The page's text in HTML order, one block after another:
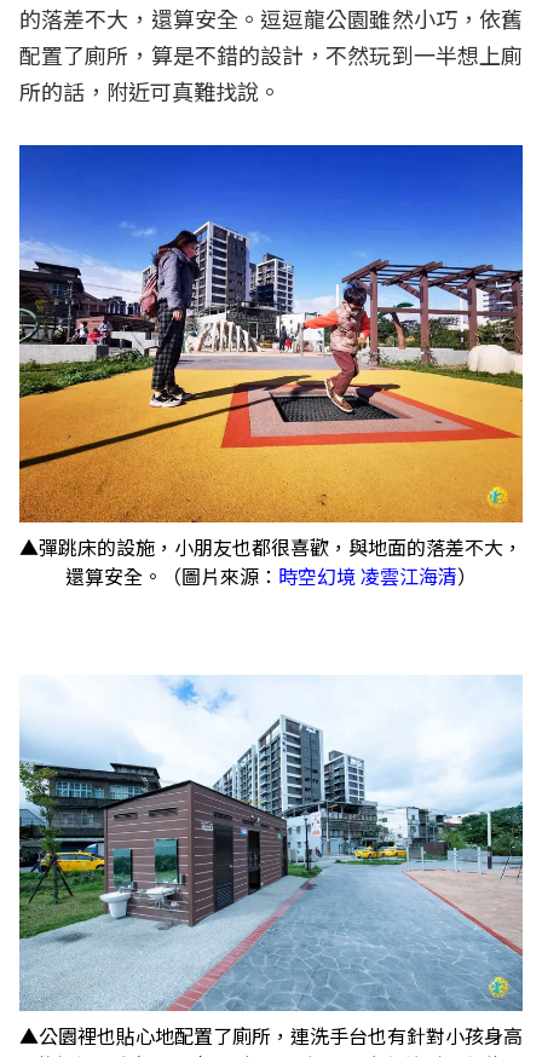
的落差不大，還算安全。逗逗龍公園雖然小巧，依舊
配置了廁所，算是不錯的設計，不然玩到一半想上廁
所的話，附近可真難找說。
▲彈跳床的設施，小朋友也都很喜歡，與地面的落差不大，
還算安全。（圖片來源： 時空幻境 凌雲江海清）
▲公園裡也貼心地配置了廁所，連洗手台也有針對小孩身高